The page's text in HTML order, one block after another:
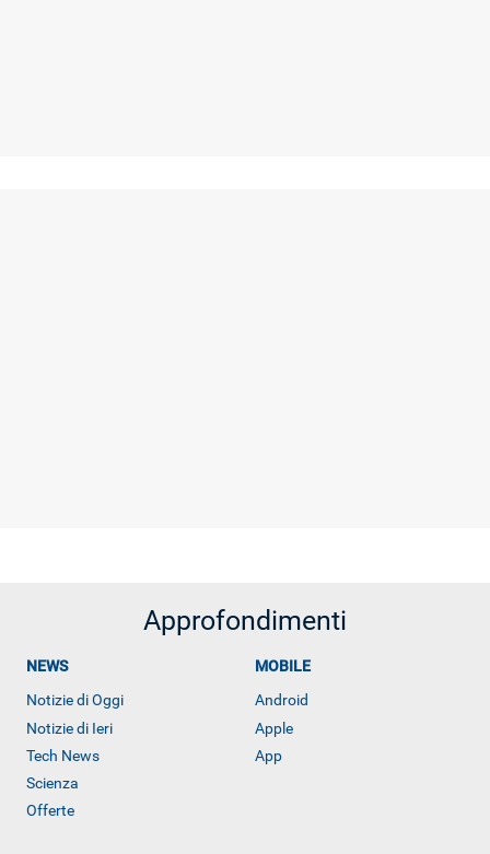
Approfondimenti
NEWS
Notizie di Oggi
Notizie di Ieri
Tech News
Scienza
Offerte
MOBILE
Android
Apple
App